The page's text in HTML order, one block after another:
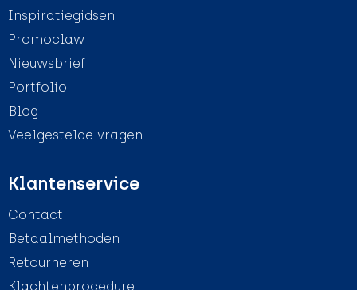
Inspiratiegidsen
Promoclaw
Nieuwsbrief
Portfolio
Blog
Veelgestelde vragen
Klantenservice
Contact
Betaalmethoden
Retourneren
Klachtenprocedure